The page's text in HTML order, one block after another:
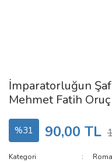
İmparatorluğun
Mehmet Fatih Oruç
%31 90,00 TL
Kategori